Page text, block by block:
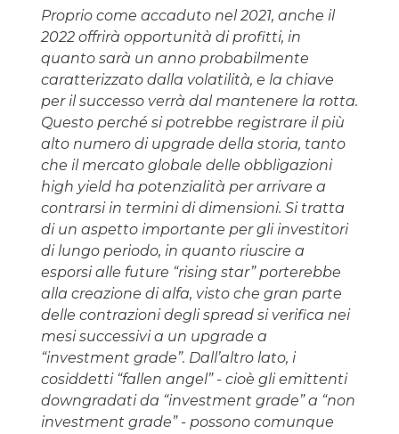
Proprio come accaduto nel 2021, anche il
2022 offrirà opportunità di profitti, in
quanto sarà un anno probabilmente
caratterizzato dalla volatilità, e la chiave
per il successo verrà dal mantenere la rotta.
Questo perché si potrebbe registrare il più
alto numero di upgrade della storia, tanto
che il mercato globale delle obbligazioni
high yield ha potenzialità per arrivare a
contrarsi in termini di dimensioni. Si tratta
di un aspetto importante per gli investitori
di lungo periodo, in quanto riuscire a
esporsi alle future “rising star” porterebbe
alla creazione di alfa, visto che gran parte
delle contrazioni degli spread si verifica nei
mesi successivi a un upgrade a
“investment grade”. Dall’altro lato, i
cosiddetti “fallen angel” - cioè gli emittenti
downgradati da “investment grade” a “non
investment grade” - possono comunque